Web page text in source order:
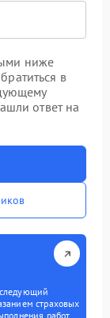
ниже
в
ответ на
страховых
работ